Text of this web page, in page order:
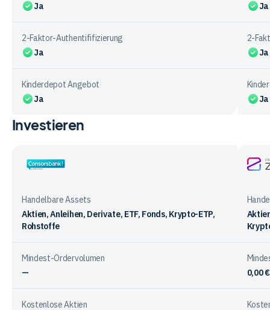
Ja
Ja
2-Faktor-Authentififizierung
Ja
2-
Ja
Kinderdepot Angebot
Ja
Ja
Vergleichstabelle
Anbietern
Investieren
Handelbare Assets
Aktien, Anleihen, Derivate, ETF, Fonds, Krypto-ETP,
Rohstoffe
Mindest-Ordervolumen
—
0,00 €
Kostenlose Aktien